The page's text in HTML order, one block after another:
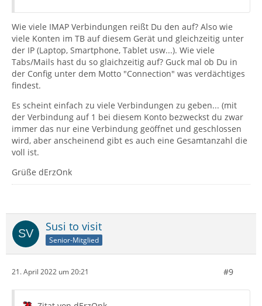
Wie viele IMAP Verbindungen reißt Du den auf? Also wie
viele Konten im TB auf diesem Gerät und gleichzeitig unter
der IP (Laptop, Smartphone, Tablet usw...). Wie viele
Tabs/Mails hast du so glaichzeitig auf? Guck mal ob Du in
der Config unter dem Motto "Connection" was verdächtiges
findest.
Es scheint einfach zu viele Verbindungen zu geben... (mit
der Verbindung auf 1 bei diesem Konto bezweckst du zwar
immer das nur eine Verbindung geöffnet und geschlossen
wird, aber anscheinend gibt es auch eine Gesamtanzahl die
voll ist.
Grüße dErzOnk
Susi to visit
Senior-Mitglied
21. April 2022 um 20:21 #9